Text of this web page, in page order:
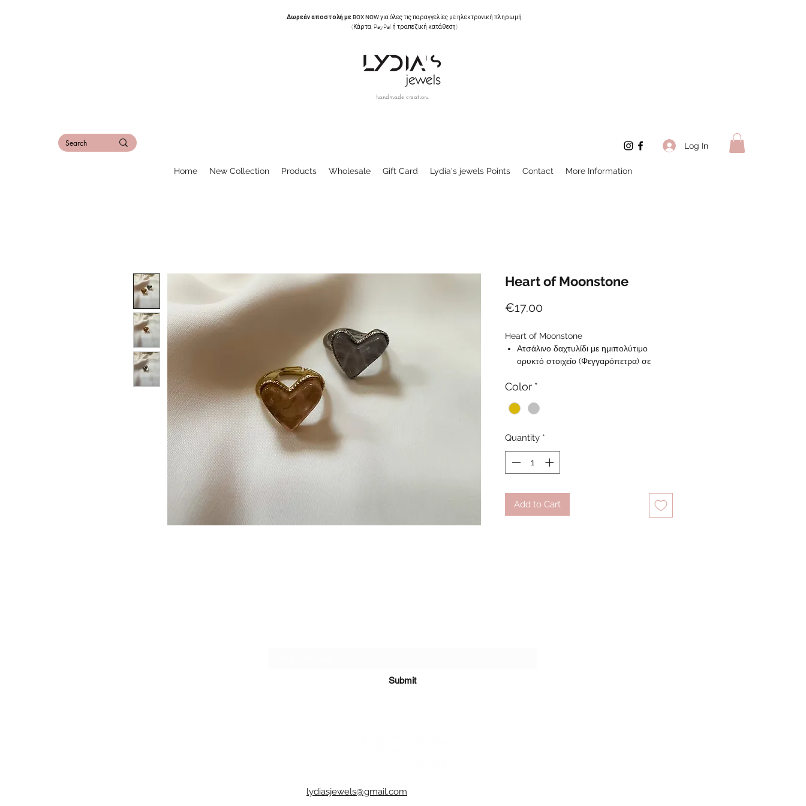
Δωρεάν αποστολή με BOX NOWγια όλες τις παραγγελίες με ηλεκτρονική πληρωμή.
(Κάρτα, PayPal ή τραπεζική κατάθεση)
handmade creations
Log In
Home New Collection Products Wholesale Gift Card Lydia's jewels Points Contact More Information
Heart of Moonstone
€17.00Price
Heart of Moonstone
Ατσάλινο δαχτυλίδι με ημιπολύτιμο
ορυκτό στοιχείο (Φεγγαρόπετρα) σε
Εσωτερική διάμετρος (Ελάχιστη) 1,7 cm -
Διαστάσεις καρδιάς (Πλάτος) 1,6 cm
Color *
Quantity *
Add to Cart
Submit
lydiasjewels@gmail.com